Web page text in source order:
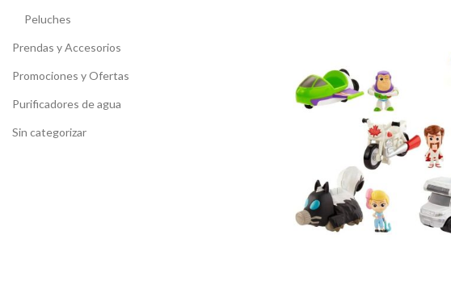
Peluches
Prendas y Accesorios
Promociones y Ofertas
Purificadores de agua
Sin categorizar